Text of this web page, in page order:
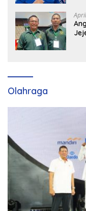
Olahraga